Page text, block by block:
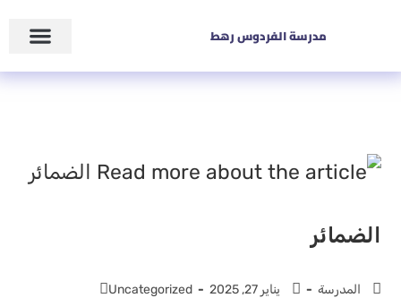
مدرسة الفردوس رهط
الضمائر
المدرسة يناير 27, 2025 Uncategorized